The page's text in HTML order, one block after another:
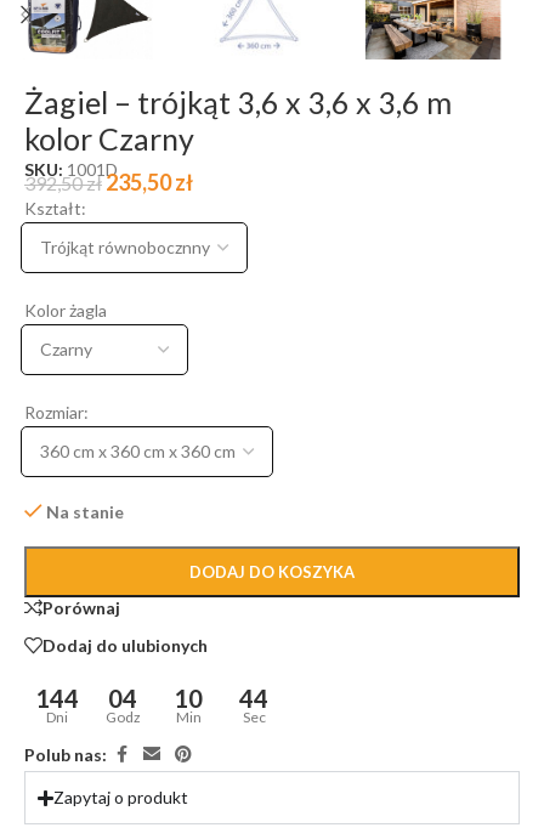
Żagiel – trójkąt 3,6 x 3,6 x 3,6 m
kolor Czarny
SKU: 1001D
392,50zł235,50zł
Kształt:
Kolor żagla
Rozmiar:
Na stanie
DODAJ DO KOSZYKA
Porównaj
Dodaj do ulubionych
144
Dni
04
Godz
10
Min
44
Sec
Polub nas:
Zapytaj o produkt